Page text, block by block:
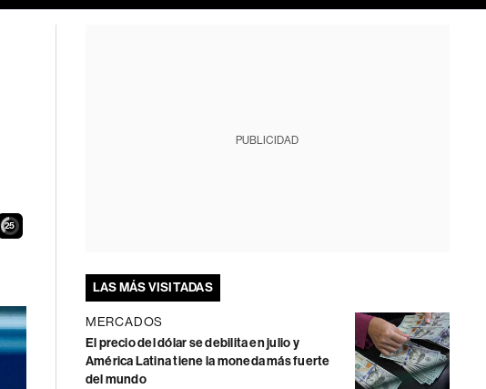
23
PUBLICIDAD
LAS MÁS VISITADAS
MERCADOS
El precio del dólar se debilita en julio y
América Latina tiene la moneda más fuerte
del mundo